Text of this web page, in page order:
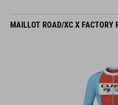
MAILLOT ROAD/XC X FACTORY